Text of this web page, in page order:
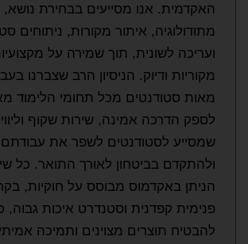
האקדמית. אנו מסייעים בבחירת נושא,
מתודולוגיה, איתור מקורות, ניתוחים
ועריכה לשונית, תוך שמירה על
מקוריות ודיוק. הניסיון הרב שצברנו
מאות סטודנטים מכל תחומי הלימוד
לספק הדרכה אמינה, שירות שקוף
שמסייע לסטודנטים לשפר את עבודתם
ולהתקדם בביטחון לאורך התואר. כל
הניתן באקדמוס מבוסס על חוקיות,
פנימית קפדנית וסטנדרט איכות גבוה,
להבטיח תוצרים מצוינים ותמיכה